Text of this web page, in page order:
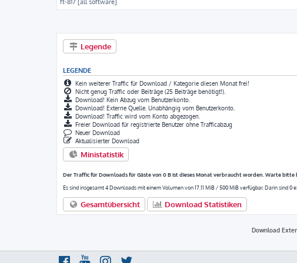
Legende
LEGENDE
Kein weiterer Traffic für Download / Kategorie diesen Monat frei!
Nicht genug Traffic oder Beiträge (25 Beiträge benötigt!).
Download! Kein Abzug vom Benutzerkonto.
Download! Externe Quelle. Unabhängig vom Benutzerkonto.
Download! Traffic wird vom Konto abgezogen.
Freier Download für registrierte Benutzer ohne Trafficabzug
Neuer Download
Aktualisierter Download
Ministatistik
Der Traffic für Downloads für Gäste von 0 B ist dieses Monat verbraucht worden. Warte
Es sind insgesamt 4 Downloads mit einem Volumen von 17.11 MiB / 500 MiB verfügbar. Darin sind 0
Gesamtübersicht Download Statistiken
Download